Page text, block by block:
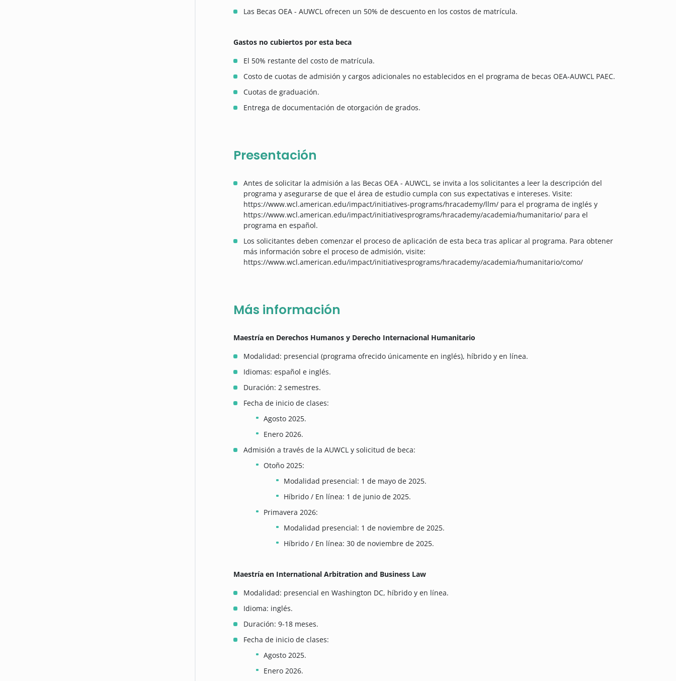
Las Becas OEA - AUWCL ofrecen un 50% de descuento en los costos de matrícula.
Gastos no cubiertos por esta beca
El 50% restante del costo de matrícula.
Costo de cuotas de admisión y cargos adicionales no establecidos en el programa de becas OEA-AUWCL PAEC.
Cuotas de graduación.
Entrega de documentación de otorgación de grados.
Presentación
Antes de solicitar la admisión a las Becas OEA - AUWCL, se invita a los solicitantes a leer la descripción del
programa y asegurarse de que el área de estudio cumpla con sus expectativas e intereses. Visite:
https://www.wcl.american.edu/impact/initiatives-programs/hracademy/llm/ para el programa de inglés y
https://www.wcl.american.edu/impact/initiativesprograms/hracademy/academia/humanitario/ para el
programa en español.
Los solicitantes deben comenzar el proceso de aplicación de esta beca tras aplicar al programa. Para obtener
más información sobre el proceso de admisión, visite:
https://www.wcl.american.edu/impact/initiativesprograms/hracademy/academia/humanitario/como/
Más información
Maestría en Derechos Humanos y Derecho Internacional Humanitario
Modalidad: presencial (programa ofrecido únicamente en inglés), híbrido y en línea.
Idiomas: español e inglés.
Duración: 2 semestres.
Fecha de inicio de clases:
Agosto 2025.
Enero 2026.
Admisión a través de la AUWCL y solicitud de beca:
Otoño 2025:
Modalidad presencial: 1 de mayo de 2025.
Híbrido / En línea: 1 de junio de 2025.
Primavera 2026:
Modalidad presencial: 1 de noviembre de 2025.
Híbrido / En línea: 30 de noviembre de 2025.
Maestría en International Arbitration and Business Law
Modalidad: presencial en Washington DC, híbrido y en línea.
Idioma: inglés.
Duración: 9-18 meses.
Fecha de inicio de clases:
Agosto 2025.
Enero 2026.